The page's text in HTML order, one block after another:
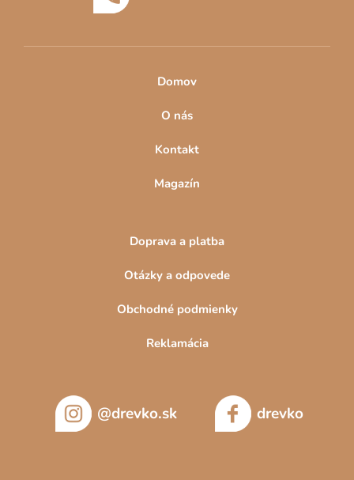
p
s
Domov
O nás
Kontakt
Magazín
Doprava a platba
Otázky a odpovede
Obchodné podmienky
Reklamácia
@drevko.sk drevko